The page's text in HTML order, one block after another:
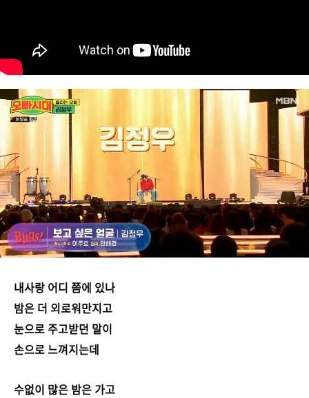
내사랑 어디 쯤에 있나
밤은 더 외로워만지고
눈으로 주고받던 말이
손으로 느껴지는데
수없이 많은 밤은 가고